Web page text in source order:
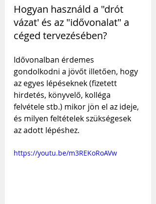
Hogyan használd a "drót
vázat' és az "idővonalat" a
céged tervezésében?
Idővonalban érdemes
gondolkodni a jövőt illetően, hogy
az egyes lépéseknek (fizetett
hirdetés, könyvelő, kolléga
felvétele stb.) mikor jön el az ideje,
és milyen feltételek szükségesek
az adott lépéshez.
https://youtu.be/m3REKoRoAVw